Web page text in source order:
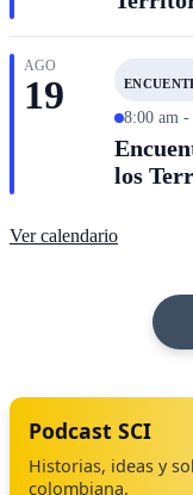
AGO
19
8:00 am
los
Ver calendario
Podcast SCI
Historias, ideas y
colombiana.